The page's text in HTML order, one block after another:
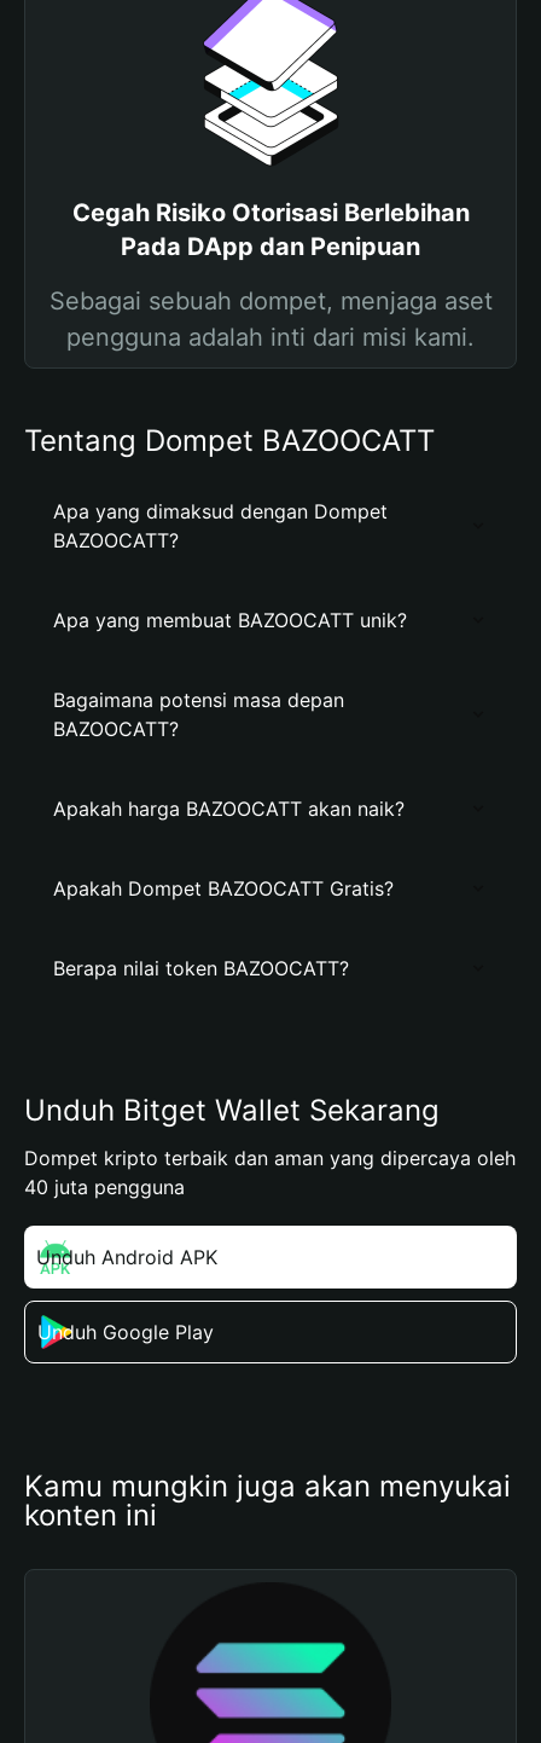
Cegah Risiko Otorisasi Berlebihan
Pada DApp dan Penipuan
Sebagai sebuah dompet, menjaga aset
pengguna adalah inti dari misi kami.
Tentang Dompet BAZOOCATT
Apa yang dimaksud dengan Dompet
BAZOOCATT?
Apa yang membuat BAZOOCATT unik?
Bagaimana potensi masa depan
BAZOOCATT?
Apakah harga BAZOOCATT akan naik?
Apakah Dompet BAZOOCATT Gratis?
Berapa nilai token BAZOOCATT?
Unduh Bitget Wallet Sekarang
Dompet kripto terbaik dan aman yang dipercaya oleh
40 juta pengguna
Unduh Android APK
Unduh Google Play
Kamu mungkin juga akan menyukai
konten ini